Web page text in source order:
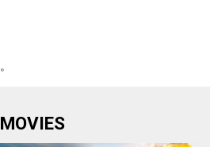
MOVIES